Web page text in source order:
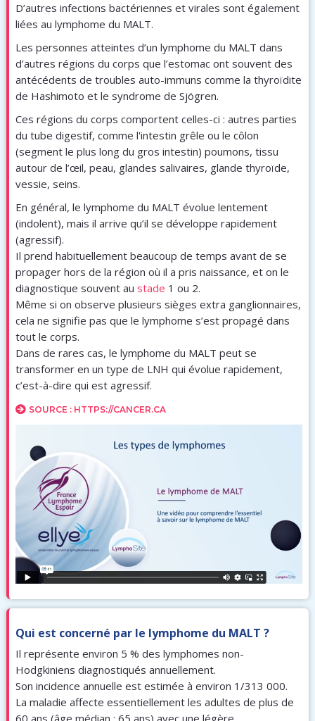
D’autres infections bactériennes et virales sont également
liées au lymphome du MALT.
Les personnes atteintes d’un lymphome du MALT dans
d’autres régions du corps que l’estomac ont souvent des
antécédents de troubles auto-immuns comme la thyroïdite
de Hashimoto et le syndrome de Sjögren.
Ces régions du corps comportent celles-ci : autres parties
du tube digestif, comme l'intestin grêle ou le côlon
(segment le plus long du gros intestin) poumons, tissu
autour de l’œil, peau, glandes salivaires, glande thyroïde,
vessie, seins.
En général, le lymphome du MALT évolue lentement
(indolent), mais il arrive qu’il se développe rapidement
(agressif).
Il prend habituellement beaucoup de temps avant de se
propager hors de la région où il a pris naissance, et on le
diagnostique souvent au stade 1 ou 2.
Même si on observe plusieurs sièges extra ganglionnaires,
cela ne signifie pas que le lymphome s’est propagé dans
tout le corps.
Dans de rares cas, le lymphome du MALT peut se
transformer en un type de LNH qui évolue rapidement,
c’est-à-dire qui est agressif.
SOURCE : HTTPS://CANCER.CA
Qui est concerné par le lymphome du MALT ?
Il représente environ 5 % des lymphomes non-
Hodgkiniens diagnostiqués annuellement.
Son incidence annuelle est estimée à environ 1/313 000.
La maladie affecte essentiellement les adultes de plus de
60 ans (âge médian : 65 ans) avec une légère